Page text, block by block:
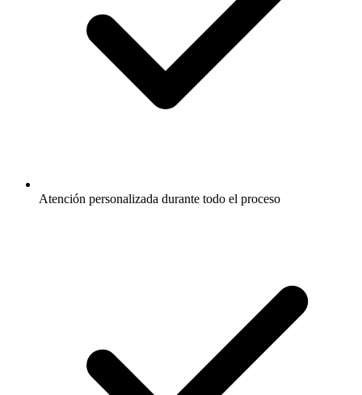
Atención personalizada durante todo el proceso